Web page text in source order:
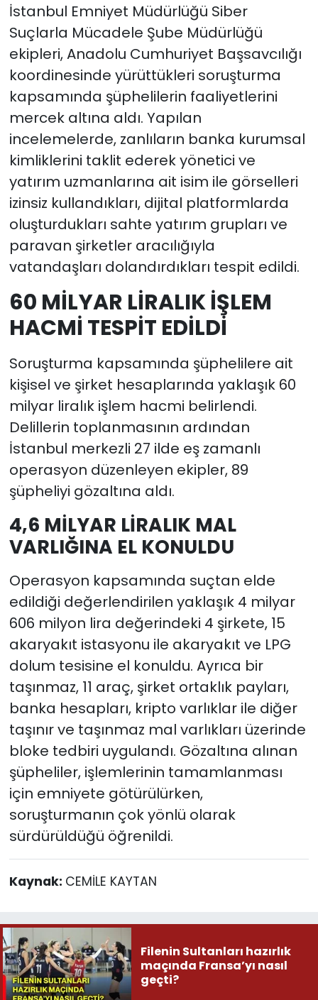
İstanbul Emniyet Müdürlüğü Siber
Suçlarla Mücadele Şube Müdürlüğü
ekipleri, Anadolu Cumhuriyet Başsavcılığı
koordinesinde yürüttükleri soruşturma
kapsamında şüphelilerin faaliyetlerini
mercek altına aldı. Yapılan
incelemelerde, zanlıların banka kurumsal
kimliklerini taklit ederek yönetici ve
yatırım uzmanlarına ait isim ile görselleri
izinsiz kullandıkları, dijital platformlarda
oluşturdukları sahte yatırım grupları ve
paravan şirketler aracılığıyla
vatandaşları dolandırdıkları tespit edildi.
60 MİLYAR LİRALIK İŞLEM
HACMİ TESPİT EDİLDİ
Soruşturma kapsamında şüphelilere ait
kişisel ve şirket hesaplarında yaklaşık 60
milyar liralık işlem hacmi belirlendi.
Delillerin toplanmasının ardından
İstanbul merkezli 27 ilde eş zamanlı
operasyon düzenleyen ekipler, 89
şüpheliyi gözaltına aldı.
4,6 MİLYAR LİRALIK MAL
VARLIĞINA EL KONULDU
Operasyon kapsamında suçtan elde
edildiği değerlendirilen yaklaşık 4 milyar
606 milyon lira değerindeki 4 şirkete, 15
akaryakıt istasyonu ile akaryakıt ve LPG
dolum tesisine el konuldu. Ayrıca bir
taşınmaz, 11 araç, şirket ortaklık payları,
banka hesapları, kripto varlıklar ile diğer
taşınır ve taşınmaz mal varlıkları üzerinde
bloke tedbiri uygulandı. Gözaltına alınan
şüpheliler, işlemlerinin tamamlanması
için emniyete götürülürken,
soruşturmanın çok yönlü olarak
sürdürüldüğü öğrenildi.
Kaynak: CEMİLE KAYTAN
Filenin Sultanları hazırlık
maçında Fransa’yı nasıl
geçti?